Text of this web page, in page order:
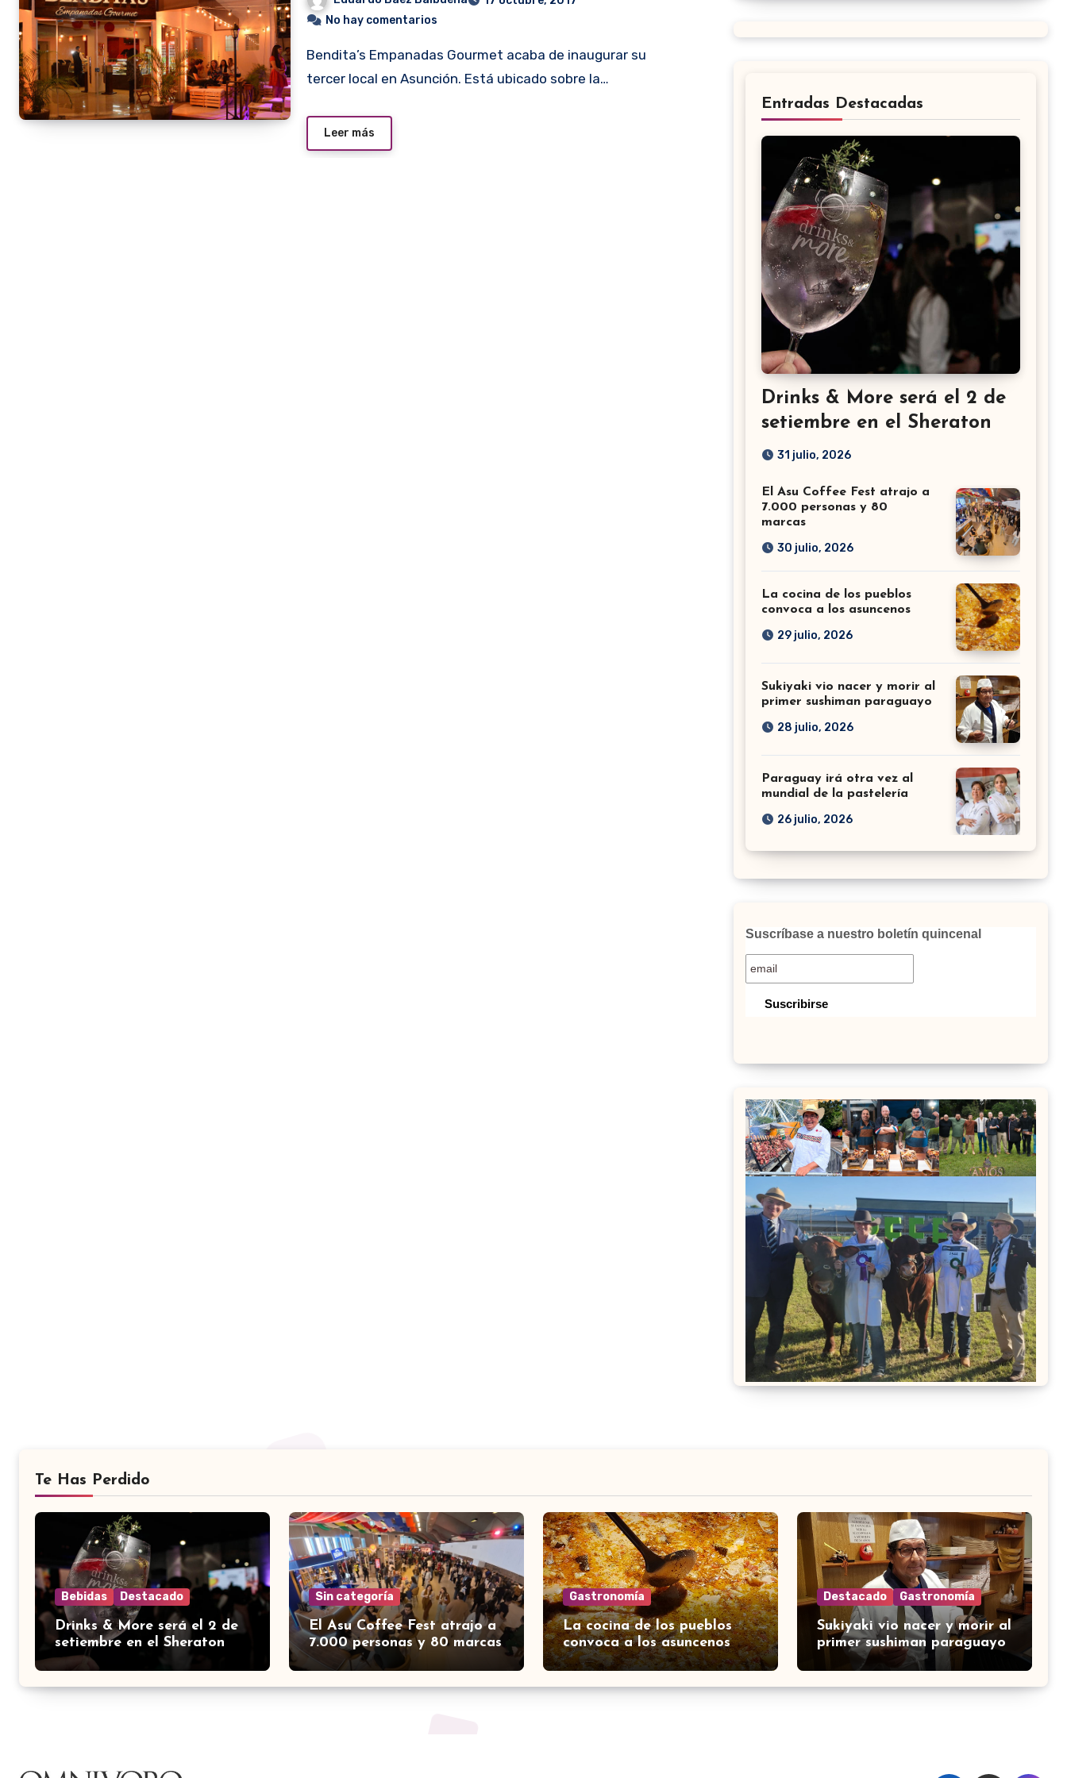
No hay comentarios
Bendita’s Empanadas Gourmet acaba de inaugurar su
tercer local en Asunción. Está ubicado sobre la…
Leer más
Entradas Destacadas
Drinks & More será el 2 de
setiembre en el Sheraton
31 julio, 2026
El Asu Coffee Fest atrajo a
7.000 personas y 80
marcas
30 julio, 2026
La cocina de los pueblos
convoca a los asuncenos
29 julio, 2026
Sukiyaki vio nacer y morir al
primer sushiman paraguayo
28 julio, 2026
Paraguay irá otra vez al
mundial de la pastelería
26 julio, 2026
Suscríbase a nuestro boletín quincenal
Te Has Perdido
Bebidas Destacado
Drinks & More será el 2 de
setiembre en el Sheraton
Sin categoría
El Asu Coffee Fest atrajo a
7.000 personas y 80 marcas
Gastronomía
La cocina de los pueblos
convoca a los asuncenos
Destacado Gastronomía
Sukiyaki vio nacer y morir al
primer sushiman paraguayo